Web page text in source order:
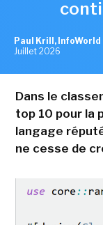
Paul Krill,
Juillet 2026
Dans le
top 10 pour la
langage
ne cesse de